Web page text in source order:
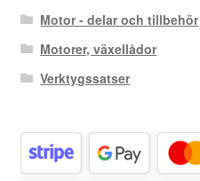
Motor - delar och tillbehör
Motorer, växellådor
Verktygssatser